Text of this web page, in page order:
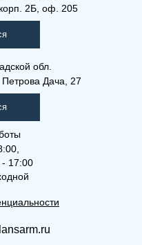
2Б, оф. 205
обл.
Дача, 27
17:00